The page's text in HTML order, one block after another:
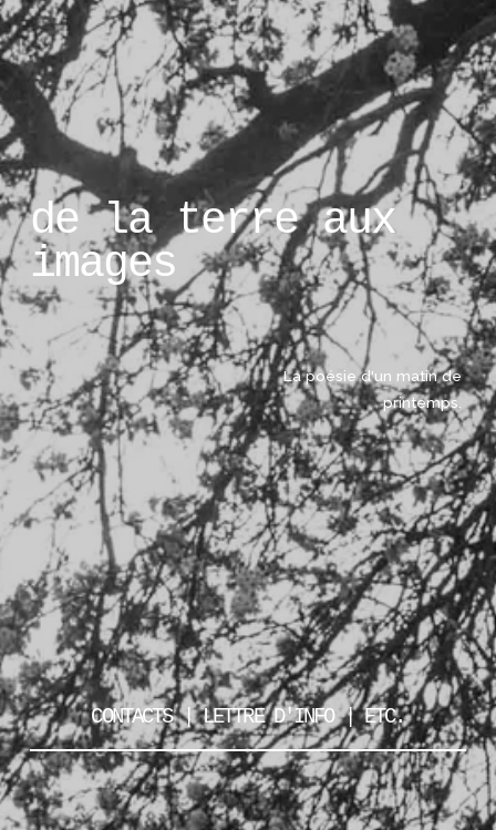
de la terre aux
images
La poésie d'un matin de
printemps.
CONTACTS | LETTRE D'INFO | ETC.